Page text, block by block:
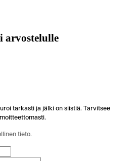
arvostelulle
tarkasti ja jälki on siistiä. Tarvitsee
tieto.